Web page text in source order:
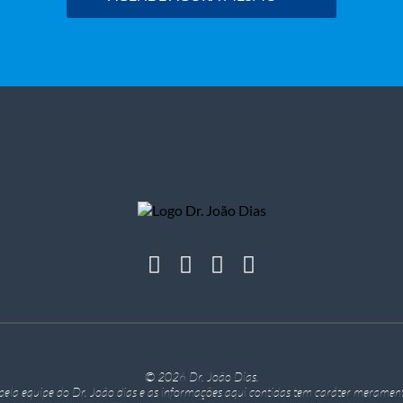
© 2026 Dr. João Dias.
equipe do Dr. João dias e as informações aqui contidas tem caráter